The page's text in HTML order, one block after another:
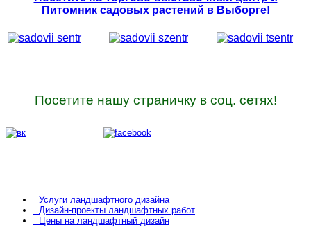
Питомник садовых растений в Выборге!
Посетите нашу страничку в соц. сетях!
Услуги ландшафтного дизайна
Дизайн-проекты ландшафтных работ
Цены на ландшафтный дизайн